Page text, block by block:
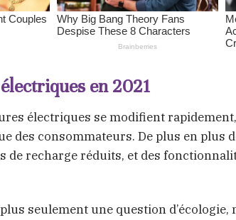
en 2021
électriques se modifient
des consommateurs. De plus en plus
de recharge réduits, et des
seulement une question